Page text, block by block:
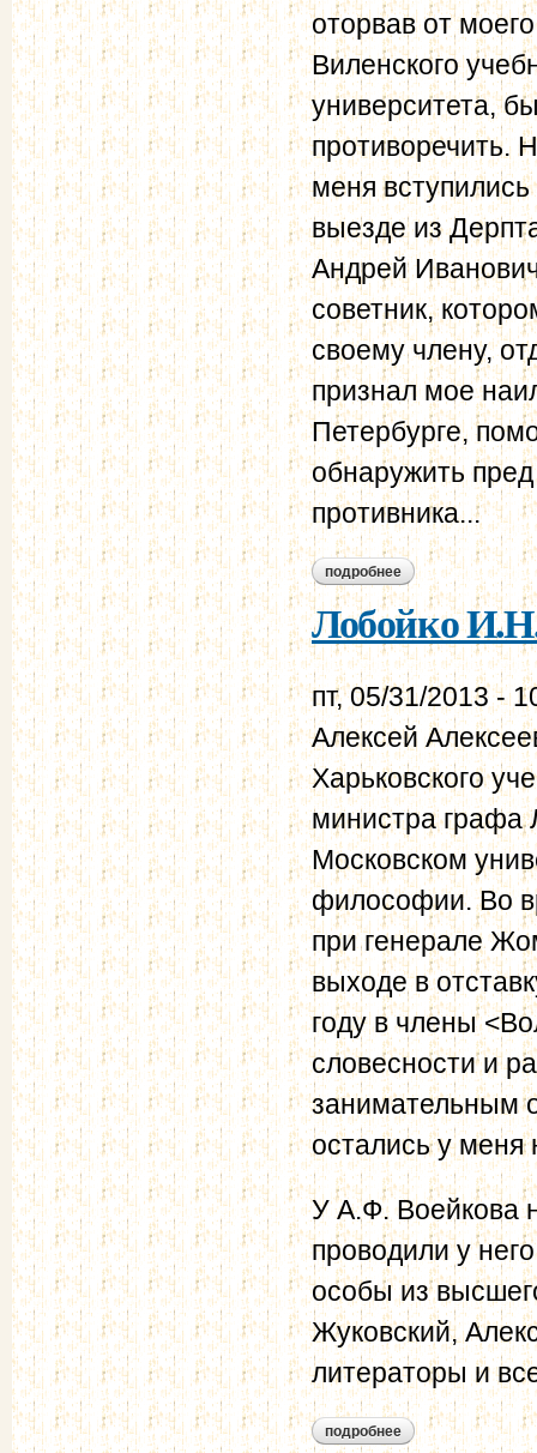
оторвав от
Виленского
университета,
противоречить.
меня
выезде из
Андрей
советник,
своему члену,
признал мое
Петербурге,
обнаружить
противника...
подробнее о лобойко и.н.
Лобойко
пт, 05/31/2013 -
Алексей
Харьковского
министра графа
Московском
философии. Во
при генерале
выходе в
году в члены
словесности и
занимательным
остались у меня
У А.Ф. Воейкова
проводили у
особы из
Жуковский,
литераторы и
подробнее о лобойко и.н.